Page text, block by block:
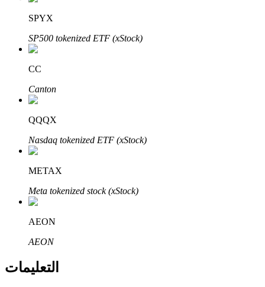
Bitrue
شركاء بيترو
شركاء Bitrue
SPYX
SP500 tokenized ETF (xStock)
CC
Canton
QQQX
Nasdaq tokenized ETF (xStock)
METAX
Meta tokenized stock (xStock)
AEON
AEON
التعليمات